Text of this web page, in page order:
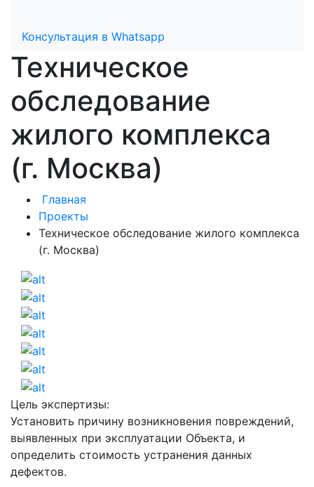
Консультация в Whatsapp
Техническое
обследование
жилого комплекса
(г. Москва)
Главная
Проекты
Техническое обследование жилого комплекса
(г. Москва)
Цель экспертизы:
Установить причину возникновения повреждений,
выявленных при эксплуатации Объекта, и
определить стоимость устранения данных
дефектов.